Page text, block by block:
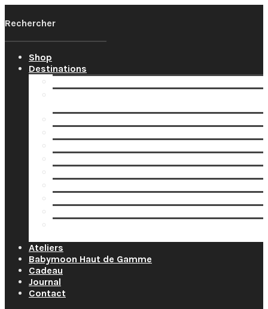
Shop
Destinations
Ateliers
Babymoon Haut de Gamme
Cadeau
Journal
Contact